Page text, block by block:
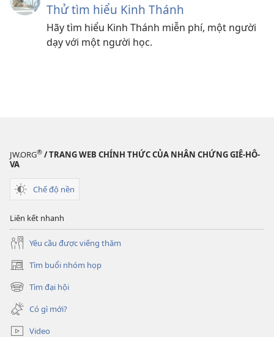
Thử tìm hiểu Kinh Thánh
Hãy tìm hiểu Kinh Thánh miễn phí, một người
dạy với một người học.
JW.ORG® / TRANG WEB CHÍNH THỨC CỦA NHÂN CHỨNG GIÊ-HÔ-
VA
Chế độ nền
Liên kết nhanh
Yêu cầu được viếng thăm
Tìm buổi nhóm họp
(mở
cửa
sổ
mới)
Tìm đại hội
(mở
cửa
sổ
mới)
Có gì mới?
Video